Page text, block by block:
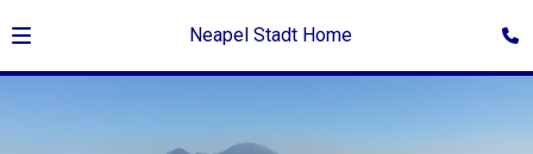
Neapel Stadt Home